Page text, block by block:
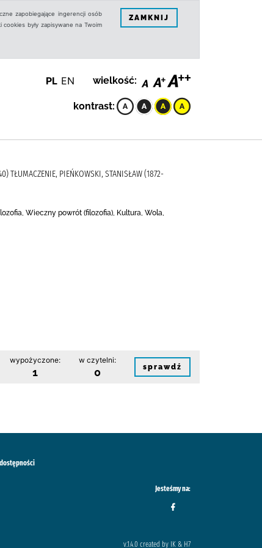
zapobiegające ingerencji osób
były zapisywane na Twoim
ZAMKNIJ
PL EN wielkość:
kontrast:
TŁUMACZENIE, PIEŃKOWSKI, STANISŁAW (1872-
Wieczny powrót (filozofia), Kultura, Wola,
wypożyczone:
1
w czytelni:
0 sprawdź
Jesteśmy na:
v.1.4.0 created by IK & H7